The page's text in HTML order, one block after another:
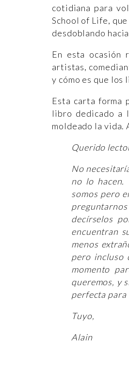
cotidiana para
School of Life,
desdoblando
En esta ocasión
artistas,
y cómo es que los
Esta carta forma
libro dedicado a
moldeado la vida.
Querido
No
no lo hacen.
somos pero
decírselos
encuentran
menos
pero incluso
momento
queremos, y
perfecta para
Tuyo,
Alain